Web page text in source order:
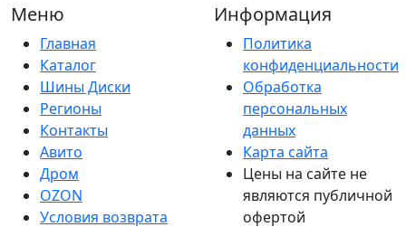
Меню
Главная
Каталог
Шины Диски
Регионы
Контакты
Авито
Дром
OZON
Условия возврата
Информация
Политика
конфиденциальности
Обработка
персональных
данных
Карта сайта
Цены на сайте не
являются публичной
офертой